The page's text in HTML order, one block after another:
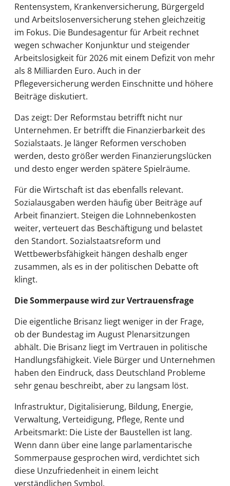
Rentensystem, Krankenversicherung, Bürgergeld
und Arbeitslosenversicherung stehen gleichzeitig
im Fokus. Die Bundesagentur für Arbeit rechnet
wegen schwacher Konjunktur und steigender
Arbeitslosigkeit für 2026 mit einem Defizit von mehr
als 8 Milliarden Euro. Auch in der
Pflegeversicherung werden Einschnitte und höhere
Beiträge diskutiert.
Das zeigt: Der Reformstau betrifft nicht nur
Unternehmen. Er betrifft die Finanzierbarkeit des
Sozialstaats. Je länger Reformen verschoben
werden, desto größer werden Finanzierungslücken
und desto enger werden spätere Spielräume.
Für die Wirtschaft ist das ebenfalls relevant.
Sozialausgaben werden häufig über Beiträge auf
Arbeit finanziert. Steigen die Lohnnebenkosten
weiter, verteuert das Beschäftigung und belastet
den Standort. Sozialstaatsreform und
Wettbewerbsfähigkeit hängen deshalb enger
zusammen, als es in der politischen Debatte oft
klingt.
Die Sommerpause wird zur Vertrauensfrage
Die eigentliche Brisanz liegt weniger in der Frage,
ob der Bundestag im August Plenarsitzungen
abhält. Die Brisanz liegt im Vertrauen in politische
Handlungsfähigkeit. Viele Bürger und Unternehmen
haben den Eindruck, dass Deutschland Probleme
sehr genau beschreibt, aber zu langsam löst.
Infrastruktur, Digitalisierung, Bildung, Energie,
Verwaltung, Verteidigung, Pflege, Rente und
Arbeitsmarkt: Die Liste der Baustellen ist lang.
Wenn dann über eine lange parlamentarische
Sommerpause gesprochen wird, verdichtet sich
diese Unzufriedenheit in einem leicht
verständlichen Symbol.